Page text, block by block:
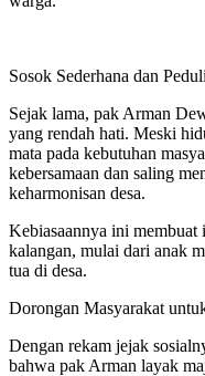
Sosok Sederhana dan Peduli
Sejak lama, pak Arman
yang rendah hati. Meski
mata pada kebutuhan
kebersamaan dan saling
keharmonisan desa.
Kebiasaannya ini membuat
kalangan, mulai dari anak
tua di desa.
Dorongan Masyarakat
Dengan rekam jejak
bahwa pak Arman layak